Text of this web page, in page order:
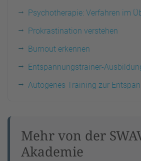
Psychotherapie: Verfahren im
Prokrastination verstehen
Burnout erkennen
Entspannungstrainer-
Autogenes Training zur
Mehr von der
Akademie